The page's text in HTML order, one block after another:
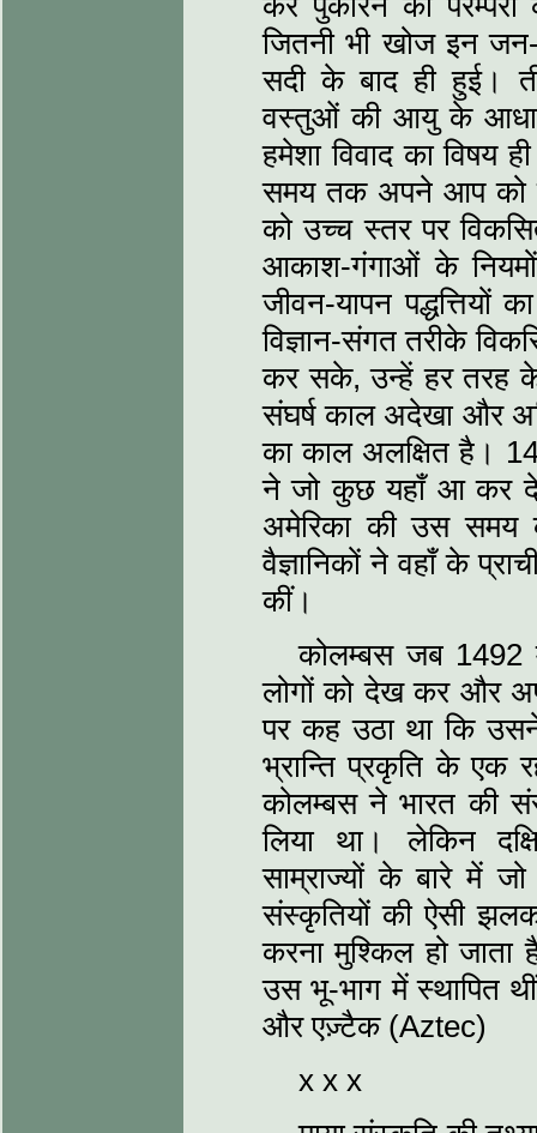
जितनी भी खोज इन
सदी के बाद ही हुई।
वस्तुओं की आयु के आधार
हमेशा विवाद का विषय
समय तक अपने आप को
को उच्च स्तर पर
आकाश-गंगाओं के
जीवन-यापन
विज्ञान-संगत तरीके
कर सके, उन्हें हर तरह के
संघर्ष काल अदेखा और
का काल अलक्षित है।
ने जो कुछ यहाँ आ कर
अमेरिका की उस समय
वैज्ञानिकों ने वहाँ के
कीं।
कोलम्बस जब 1492
लोगों को देख कर और
पर कह उठा था कि
भ्रान्ति प्रकृति के एक
कोलम्बस ने भारत की
लिया था। लेकिन
साम्राज्यों के बारे में
संस्कृतियों की ऐसी
करना मुश्किल हो
उस भू-भाग में स्थापित
और एज़्टैक (Aztec)
x x x